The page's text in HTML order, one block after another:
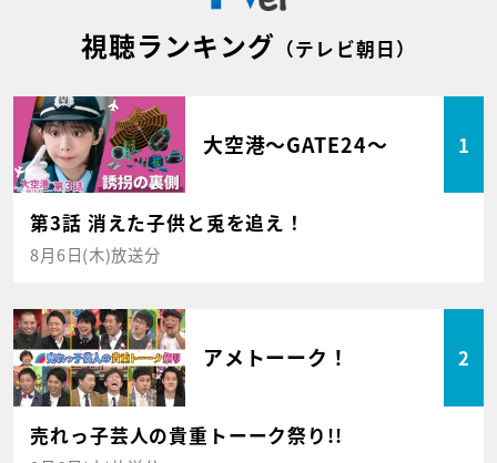
視聴ランキング （テレビ朝日）
大空港～GATE24～ 1
第3話 消えた子供と兎を追え！
8月6日(木)放送分
アメトーーク！ 2
売れっ子芸人の貴重トーーク祭り!!